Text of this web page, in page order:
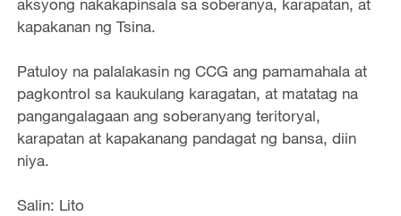
kapakanan ng Tsina.
Patuloy na palalakasin ng CCG ang pamamahala at
pagkontrol sa kaukulang karagatan, at matatag na
pangangalagaan ang soberanyang teritoryal,
karapatan at kapakanang pandagat ng bansa, diin
niya.
Salin: Lito